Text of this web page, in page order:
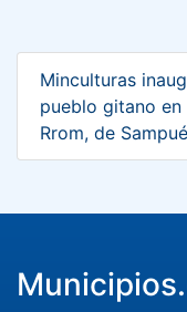
Minculturas
pueblo gitano
Rrom, de